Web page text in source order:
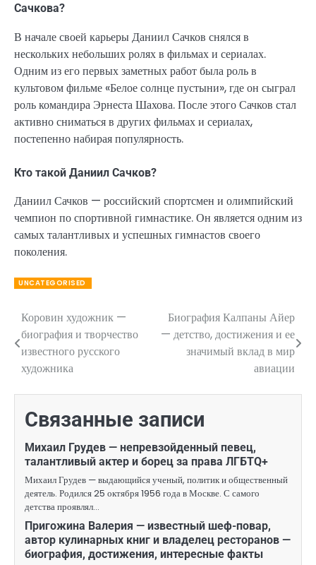
Сачкова?
В начале своей карьеры Даниил Сачков снялся в
нескольких небольших ролях в фильмах и сериалах.
Одним из его первых заметных работ была роль в
культовом фильме «Белое солнце пустыни», где он сыграл
роль командира Эрнеста Шахова. После этого Сачков стал
активно сниматься в других фильмах и сериалах,
постепенно набирая популярность.
Кто такой Даниил Сачков?
Даниил Сачков — российский спортсмен и олимпийский
чемпион по спортивной гимнастике. Он является одним из
самых талантливых и успешных гимнастов своего
поколения.
UNCATEGORISED
Навигация
по
записям
Коровин художник —
биография и творчество
известного русского
художника
Биография Калпаны Айер
— детство, достижения и ее
значимый вклад в мир
авиации
Связанные записи
Михаил Грудев — непревзойденный певец,
талантливый актер и борец за права ЛГБТQ+
Михаил Грудев — выдающийся ученый, политик и общественный
деятель. Родился 25 октября 1956 года в Москве. С самого
детства проявлял…
Пригожина Валерия — известный шеф-повар,
автор кулинарных книг и владелец ресторанов —
биография, достижения, интересные факты